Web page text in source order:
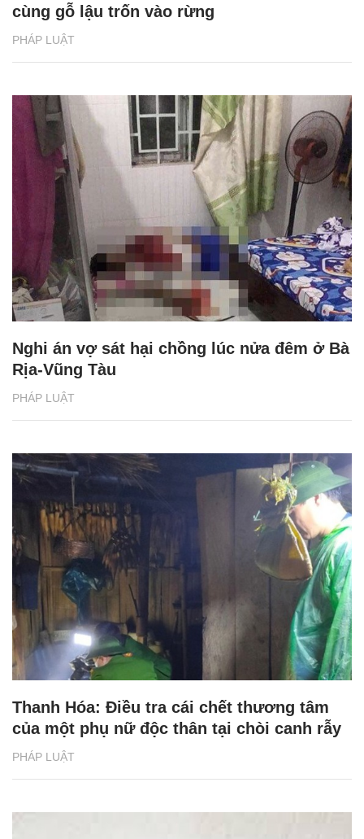
PHÁP LUẬT
cùng gỗ lậu trốn vào rừng
PHÁP LUẬT
Nghi án vợ sát hại chồng lúc nửa đêm ở Bà
Rịa-Vũng Tàu
PHÁP LUẬT
Thanh Hóa: Điều tra cái chết thương tâm
của một phụ nữ độc thân tại chòi canh rẫy